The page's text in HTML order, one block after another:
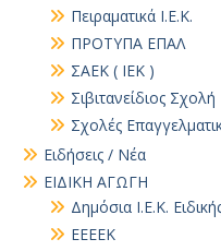
Πειραματικά Ι.Ε.Κ.
ΠΡΟΤΥΠΑ ΕΠΑΛ
ΣΑΕΚ ( ΙΕΚ )
Σιβιτανείδιος Σχολή
Σχολές
Ειδήσεις / Νέα
ΕΙΔΙΚΗ ΑΓΩΓΗ
Δημόσια Ι.Ε.Κ.
ΕΕΕΕΚ